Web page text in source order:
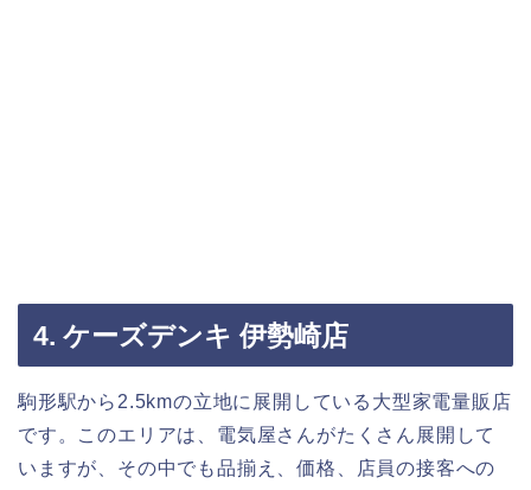
4. ケーズデンキ 伊勢崎店
駒形駅から2.5kmの立地に展開している大型家電量販店
です。このエリアは、電気屋さんがたくさん展開して
いますが、その中でも品揃え、価格、店員の接客への